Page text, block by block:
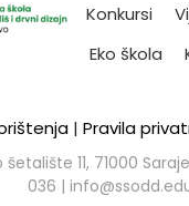
Konkursi
Eko škola
| Pravila
11, 71000
036 |